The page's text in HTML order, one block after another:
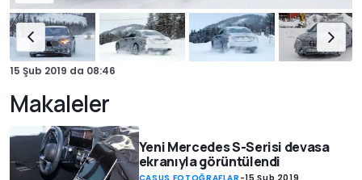
15 Şub 2019 da 08:46
Makaleler
Yeni Mercedes S-Serisi devasa
ekranıyla görüntülendi